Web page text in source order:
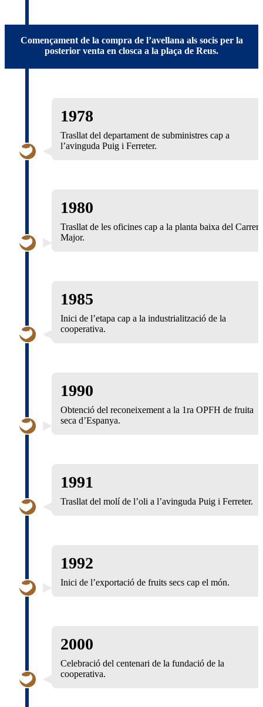
Començament de la compra de l’avellana als socis per la
posterior venta en closca a la plaça de Reus.
1978
Trasllat del departament de subministres cap a
l’avinguda Puig i Ferreter.
1980
Trasllat de les oficines cap a la planta baixa del Carrer
Major.
1985
Inici de l’etapa cap a la industrialització de la
cooperativa.
1990
Obtenció del reconeixement a la 1ra OPFH de fruita
seca d’Espanya.
1991
Trasllat del molí de l’oli a l’avinguda Puig i Ferreter.
1992
Inici de l’exportació de fruits secs cap el món.
2000
Celebració del centenari de la fundació de la
cooperativa.